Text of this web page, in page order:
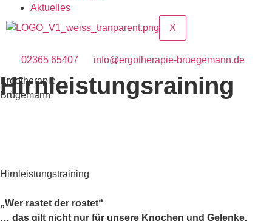
Aktuelles
X
02365 65407
info@ergotherapie-bruegemann.de
Ergotherapie
Brügemann
Hirnleistungsraining
Hirnleistungstraining
„Wer rastet der rostet“
… das gilt nicht nur für unsere Knochen und Gelenke,